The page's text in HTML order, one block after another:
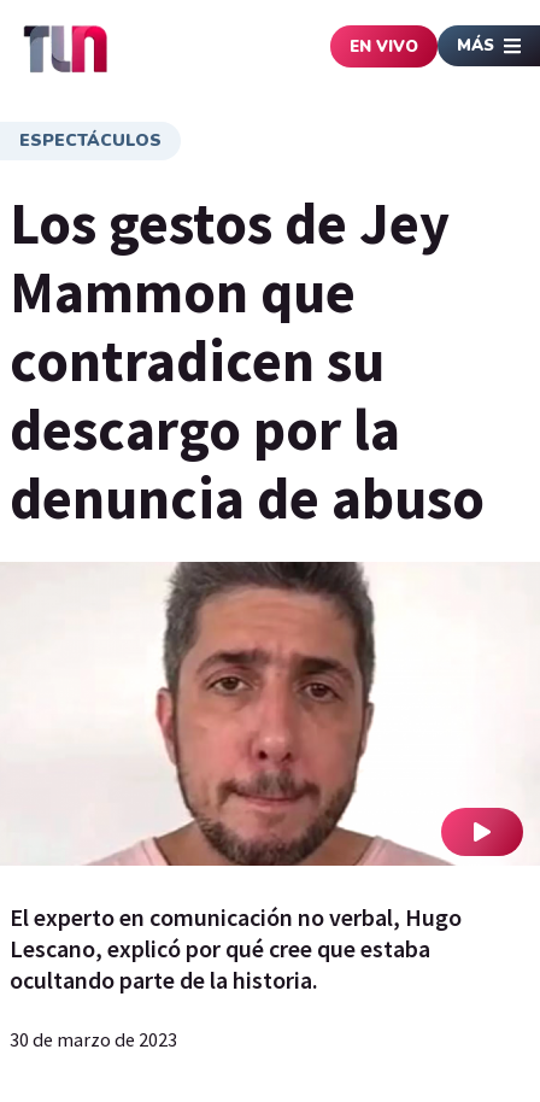
EN VIVO MÁS
ESPECTÁCULOS
Los gestos de Jey
Mammon que
contradicen su
descargo por la
denuncia de abuso
El experto en comunicación no verbal, Hugo
Lescano, explicó por qué cree que estaba
ocultando parte de la historia.
30 de marzo de 2023